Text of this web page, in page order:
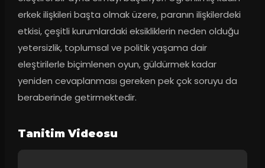
erkek ilişkileri başta olmak üzere, paranın ilişkilerdeki
etkisi, çeşitli kurumlardaki eksikliklerin neden olduğu
yetersizlik, toplumsal ve politik yaşama dair
eleştirilerle biçimlenen oyun, güldürmek kadar
yeniden cevaplanması gereken pek çok soruyu da
beraberinde getirmektedir.
Tanitim Videosu